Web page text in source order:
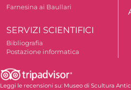
Farnesina ai Baullari
SERVIZI SCIENTIFICI
Bibliografia
Postazione informatica
Leggi le recensioni su: Museo di Scultura